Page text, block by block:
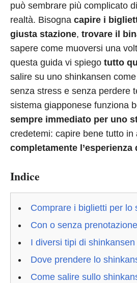
può sembrare più complicato
realtà. Bisogna capire i
giusta stazione, trovare il
sapere come muoversi una
questa guida vi spiego tutto
salire su uno shinkansen
senza stress e senza perdere
sistema giapponese funziona
sempre immediato per uno
credetemi: capire bene tutto in
completamente l’esperienza
Indice
Comprare i biglietti per lo
Con o senza
I diversi tipi di shinkansen
Dove prendere lo
Come salire sullo